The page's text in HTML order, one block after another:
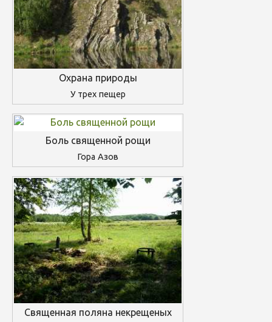
Охрана природы
У трех пещер
Боль священной рощи
Гора Азов
Священная поляна некрещеных